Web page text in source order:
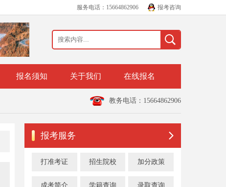
服务电话：15664862906 报考咨询
报名须知 关于我们 在线报名
教务电话：15664862906
报考服务
打准考证 招生院校 加分政策
成考简介 学籍查询 录取查询